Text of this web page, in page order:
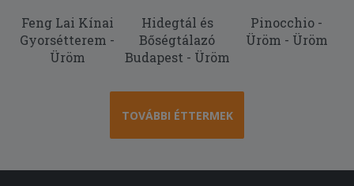
Feng Lai Kínai
Gyorsétterem -
Üröm
Hidegtál és
Bőségtálazó
Budapest - Üröm
Pinocchio -
Üröm - Üröm
TOVÁBBI ÉTTERMEK